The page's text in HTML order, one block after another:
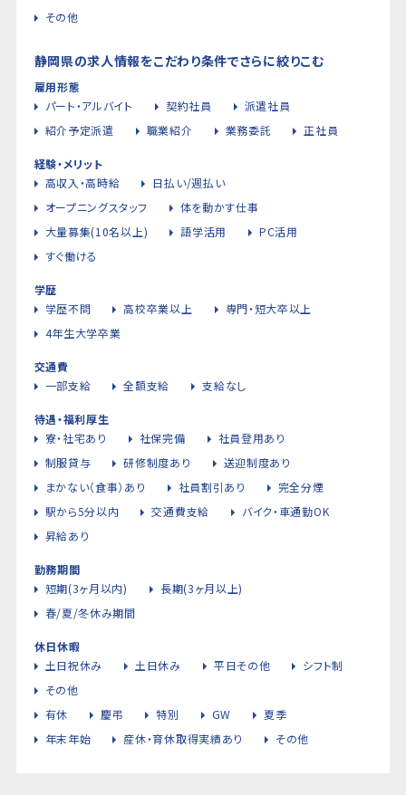
その他
静岡県の求人情報をこだわり条件でさらに絞りこむ
雇用形態
パート・アルバイト
契約社員
派遣社員
紹介予定派遣
職業紹介 業務委託 正社員
経験・メリット
高収入・高時給
日払い/週払い
オープニングスタッフ
体を動かす仕事
大量募集(10名以上)
語学活用
PC活用
すぐ働ける
学歴
学歴不問
高校卒業以上
専門・短大卒以上
4年生大学卒業
交通費
一部支給
全額支給 支給なし
待遇・福利厚生
寮・社宅あり
社保完備
社員登用あり
制服貸与
研修制度あり
送迎制度あり
まかない（食事）あり
社員割引あり
完全分煙
駅から5分以内
交通費支給
バイク・車通勤OK
昇給あり
勤務期間
短期(3ヶ月以内)
長期(3ヶ月以上)
春/夏/冬休み期間
休日休暇
土日祝休み
土日休み 平日その他
シフト制
その他
有休
慶弔 特別 GW
夏季
年末年始
産休・育休取得実績あり その他